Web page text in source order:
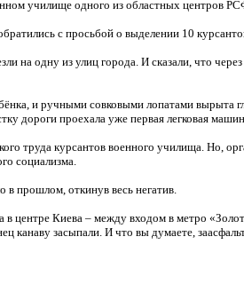
училище одного из областных центров
с просьбой о выделении 10
на одну из улиц города. И сказали, что
и ручными совковыми лопатами вырыта
дороги проехала уже первая легковая
труда курсантов военного училища. Но,
социализма.
прошлом, откинув весь негатив.
в центре Киева – между входом в метро
канаву засыпали. И что вы думаете,